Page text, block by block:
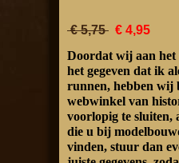
€ 5,75 € 4,95
Doordat wij aan het
het gegeven dat ik
runnen, hebben wij
webwinkel van
voorlopig te sluiten,
die u bij
vinden, stuur dan